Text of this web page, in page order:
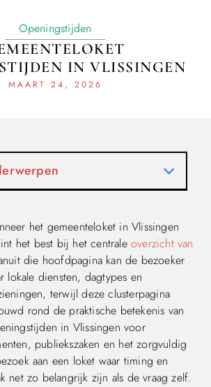
Openingstijden
IN VLISSINGEN
MAART 24, 2026
het gemeenteloket in Vlissingen
het best bij het centrale overzicht van
die hoofdpagina kan de bezoeker
lokale diensten, dagtypes en
terwijl deze clusterpagina
rond de praktische betekenis van
in Vlissingen voor
publiekszaken en het zorgvuldig
aan een loket waar timing en
net zo belangrijk zijn als de vraag zelf.